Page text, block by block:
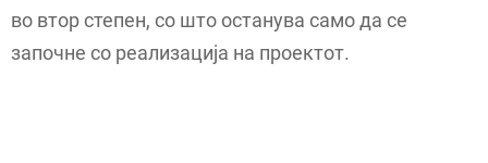
во втор степен, со што останува само да се
започне со реализација на проектот.